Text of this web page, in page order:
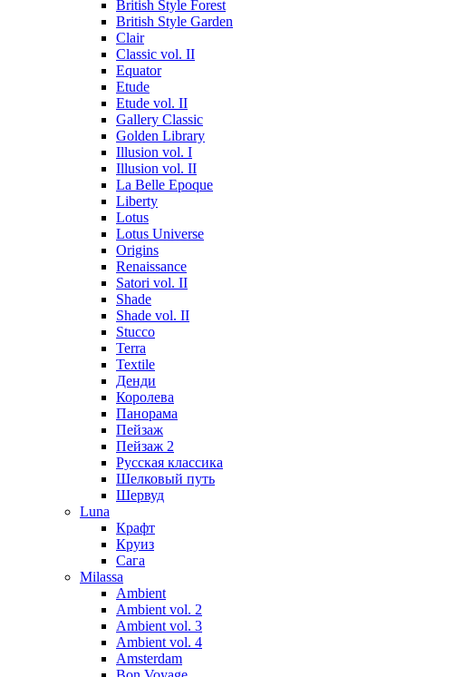
British Style Forest
British Style Garden
Clair
Classic vol. II
Equator
Etude
Etude vol. II
Gallery Classic
Golden Library
Illusion vol. I
Illusion vol. II
La Belle Epoque
Liberty
Lotus
Lotus Universe
Origins
Renaissance
Satori vol. II
Shade
Shade vol. II
Stucco
Terra
Textile
Денди
Королева
Панорама
Пейзаж
Пейзаж 2
Русская классика
Шелковый путь
Шервуд
Luna
Крафт
Круиз
Сага
Milassa
Ambient
Ambient vol. 2
Ambient vol. 3
Ambient vol. 4
Amsterdam